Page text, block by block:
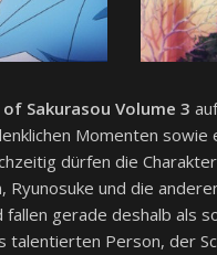
Sakurasou Volume 3
Momenten
dürfen die
Ryunosuke und die
gerade deshalb als
Person, der